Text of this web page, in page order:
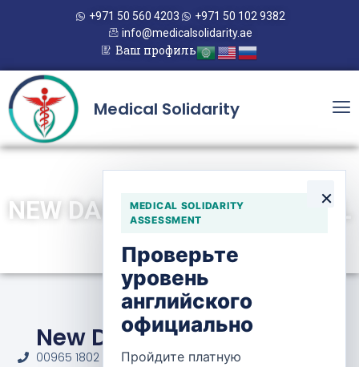
+971 50 560 4203
+971 50 102 9382
info@medicalsolidarity.ae
Ваш профиль
Medical Solidarity
×
MEDICAL SOLIDARITY
ASSESSMENT
Проверьте
уровень
английского
официально
Пройдите платную
NEW DAR AL SHIFA HOSPITAL
New Dar Al Shifa Hospital
00965 1802 555